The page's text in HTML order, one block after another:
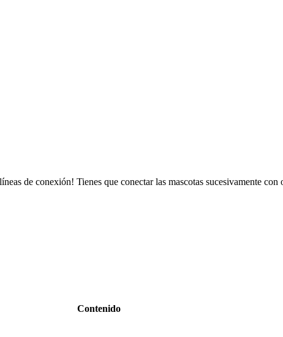
de conexión! Tienes que conectar las mascotas sucesivamente
Contenido